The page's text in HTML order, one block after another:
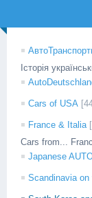
Історія
Cars of USA
France & Italia
Cars from...
Japanese
Scandinavia on